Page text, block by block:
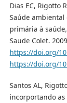
Dias EC, Rigotto
Saúde
primária à
Saude Colet.
https://doi.org/
https://doi.org/
Santos AL,
incorportando